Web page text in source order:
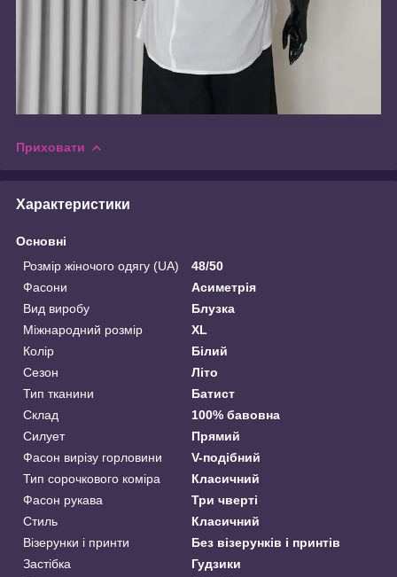
Приховати
Характеристики
Основні
Розмір жіночого одягу (UA)
48/50
Фасони
Асиметрія
Вид виробу
Блузка
Міжнародний розмір
XL
Колір
Білий
Сезон
Літо
Тип тканини
Батист
Склад
100% бавовна
Силует
Прямий
Фасон вирізу горловини
V-подібний
Тип сорочкового коміра
Класичний
Фасон рукава
Три чверті
Стиль
Класичний
Візерунки і принти
Без візерунків і принтів
Застібка
Гудзики